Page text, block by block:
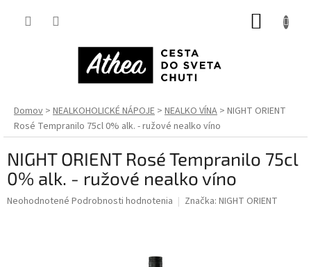
Domov NEALKOHOLICKÉ NÁPOJE NEALKO VÍNA
NIGHT ORIENT
Rosé Tempranilo 75cl 0% alk. - ružové nealko víno
NIGHT ORIENT Rosé Tempranilo 75cl
0% alk. - ružové nealko víno
Priemerné
Neohodnotené Podrobnosti hodnotenia Značka: NIGHT ORIENT